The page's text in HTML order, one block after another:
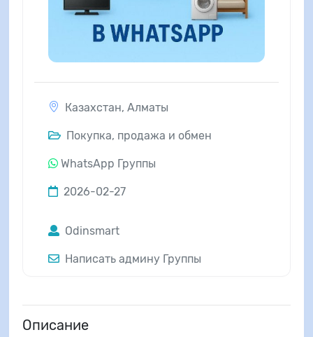
Казахстан, Алматы
Покупка, продажа и обмен
WhatsApp Группы
2026-02-27
Odinsmart
Написать админу Группы
Описание